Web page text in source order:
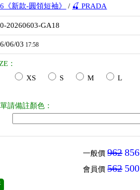
《新款-圓領短袖》 / 🍒 PRADA
20260603-GA18
06/03 17:58
：
XS
S M L
請備註顏色：
一般價 962856
會員價 562500